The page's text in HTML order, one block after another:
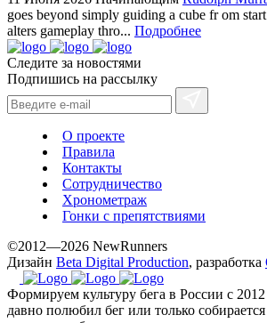
goes beyond simply guiding a cube fr om
alters gameplay thro... Подробнее
Следите за новостями
Подпишись на рассылку
О проекте
Правила
Контакты
Сотрудничество
Хронометраж
Гонки с препятствиями
©2012—2026 NewRunners
Дизайн Beta Digital Production, разработка
Формируем культуру бега в России с 2012
давно полюбил бег или только